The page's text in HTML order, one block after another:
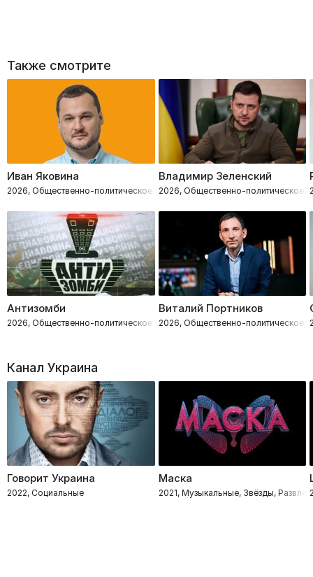
Также смотрите
Иван Яковина
2026, Общественно-политическое
Владимир Зеленский
2026, Общественно-политическое,
Антизомби
2026, Общественно-политическое
Виталий Портников
2026, Общественно-политическое
Канал Украина
Говорит Украина
2022, Социальные
Маска
2021, Музыкальные, Звёзды,